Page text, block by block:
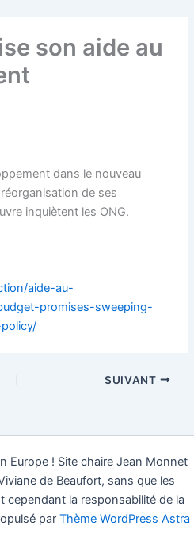
son aide au
dans le nouveau
de ses
inquiètent les ONG.
aide-au-
promises-sweeping-
SUIVANT
! Site chaire Jean Monnet
de Beaufort, sans que les
cependant la responsabilité de la
par Thème WordPress Astra